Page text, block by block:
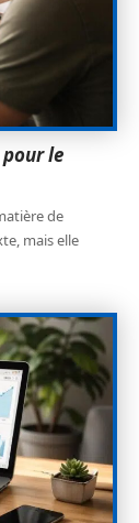
le
de
mais elle